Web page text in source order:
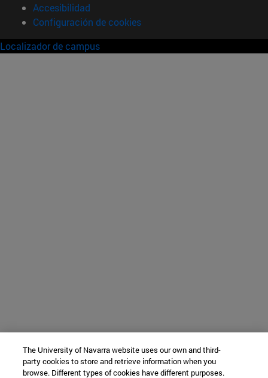
Accesibilidad
Configuración de cookies
Localizador de campus
The University of Navarra website uses our own and third-
party cookies to store and retrieve information when you
browse. Different types of cookies have different purposes.